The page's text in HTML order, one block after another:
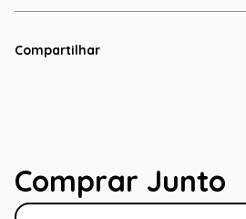
Compartilhar
Comprar Junto